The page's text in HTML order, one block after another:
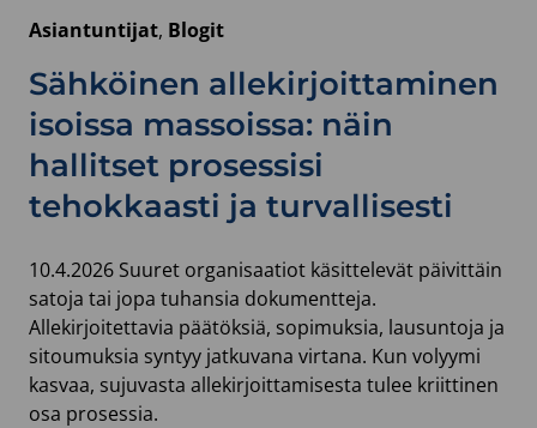
SÄÄDÖSTENMUKAISUUS
TARKASTI
SÄÄNNELLYILLÄ
TOIMIALOILLA?
Asiantuntijat, Blogit
Sähköinen allekirjoittaminen
isoissa massoissa: näin
hallitset prosessisi
tehokkaasti ja turvallisesti
10.4.2026 Suuret organisaatiot käsittelevät päivittäin
satoja tai jopa tuhansia dokumentteja.
Allekirjoitettavia päätöksiä, sopimuksia, lausuntoja ja
sitoumuksia syntyy jatkuvana virtana. Kun volyymi
kasvaa, sujuvasta allekirjoittamisesta tulee kriittinen
osa prosessia.